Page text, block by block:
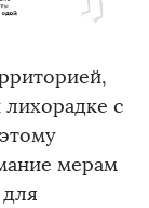
с
мерам